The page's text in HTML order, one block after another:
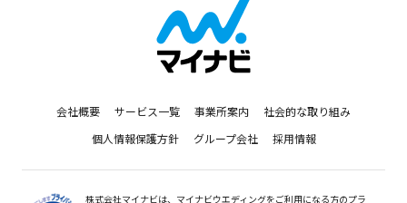
会社概要 サービス一覧 事業所案内
社会的な取り組み
個人情報保護方針
グループ会社 採用情報
株式会社マイナビは、マイナビウエディングをご利用になる方のプラ